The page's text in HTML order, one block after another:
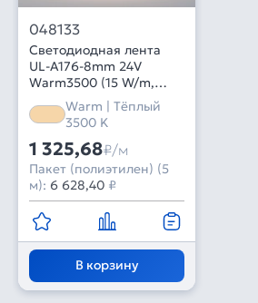
048133
Светодиодная лента
UL-A176-8mm 24V
Warm3500 (15 W/m,
IP20, 5m) (Arlight, 7 лет)
Warm | Тёплый
3500 K
1 325,68₽/м
Пакет (полиэтилен) (5
м): 6 628,40 ₽
В корзину